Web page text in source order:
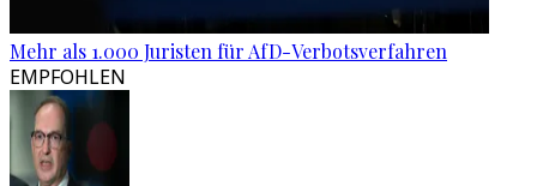
Mehr als 1.000 Juristen für AfD-Verbotsverfahren
EMPFOHLEN